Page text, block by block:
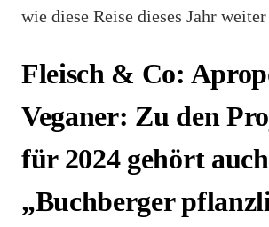
wie diese Reise dieses Jahr
Fleisch & Co:
Veganer: Zu den
für 2024 gehört auch
„Buchberger